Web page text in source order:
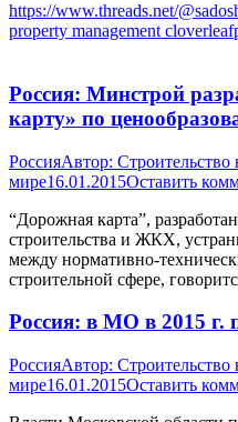
https://www.threads.net/
property management
Россия: Минстрой
карту» по
РоссияАвтор: Строительство
мире16.01.2015Оставить
“Дорожная карта”,
строительства и ЖКХ,
между нормативно-
строительной сфере,
Россия: в МО в 2015 г.
РоссияАвтор: Строительство
мире16.01.2015Оставить